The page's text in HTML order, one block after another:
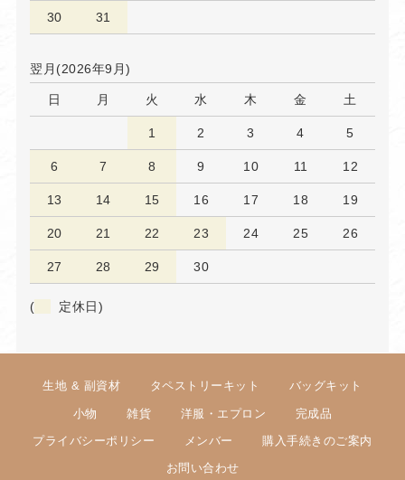
30 31
翌月(2026年9月)
日 月 火 水 木 金 土
1 2 3 4 5
6 7 8 9 10 11 12
13 14 15 16 17 18 19
20 21 22 23 24 25 26
27 28 29 30
( 定休日)
生地 & 副資材 タペストリーキット バッグキット
小物 雑貨 洋服・エプロン 完成品
プライバシーポリシー メンバー 購入手続きのご案内
お問い合わせ